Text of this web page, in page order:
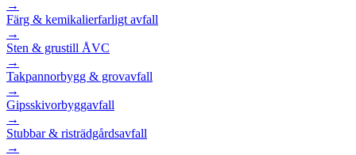
→
Färg & kemikalierfarligt avfall
→
Sten & grustill ÅVC
→
Takpannorbygg & grovavfall
→
Gipsskivorbyggavfall
→
Stubbar & risträdgårdsavfall
→